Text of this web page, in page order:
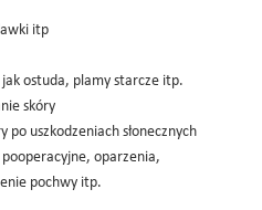
itp
ostuda, plamy starcze itp.
skóry
uszkodzeniach słonecznych
oparzenia,
pochwy itp.